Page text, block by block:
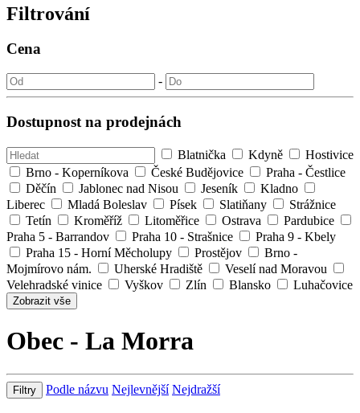
Filtrování
Cena
-
Dostupnost na prodejnách
Blatnička Kdyně
Hostivice
Brno - Koperníkova
České Budějovice
Praha - Čestlice
Děčín
Jablonec nad Nisou Jeseník
Kladno
Liberec
Mladá Boleslav Písek Slatiňany
Strážnice
Tetín
Kroměříž Litoměřice Ostrava
Pardubice
Praha 5 - Barrandov
Praha 10 - Strašnice
Praha 9 - Kbely
Praha 15 - Horní Měcholupy
Prostějov
Brno -
Mojmírovo nám.
Uherské Hradiště
Veselí nad Moravou
Velehradské vinice
Vyškov Zlín Blansko Luhačovice
Zobrazit vše
Obec - La Morra
Filtry Podle názvu Nejlevnější Nejdražší